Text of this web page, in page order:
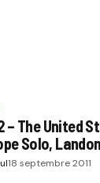
– The United
Solo,
18 septembre 2011